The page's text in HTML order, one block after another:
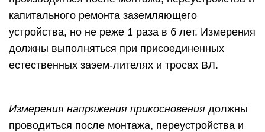
капитального ремонта заземляющего
устройства, но не реже 1 раза в б лет. Измерения
должны выполняться при присоединенных
естественных заэем-лителях и тросах ВЛ.
Измерения напряжения прикосновения должны
проводиться после монтажа, переустройства и